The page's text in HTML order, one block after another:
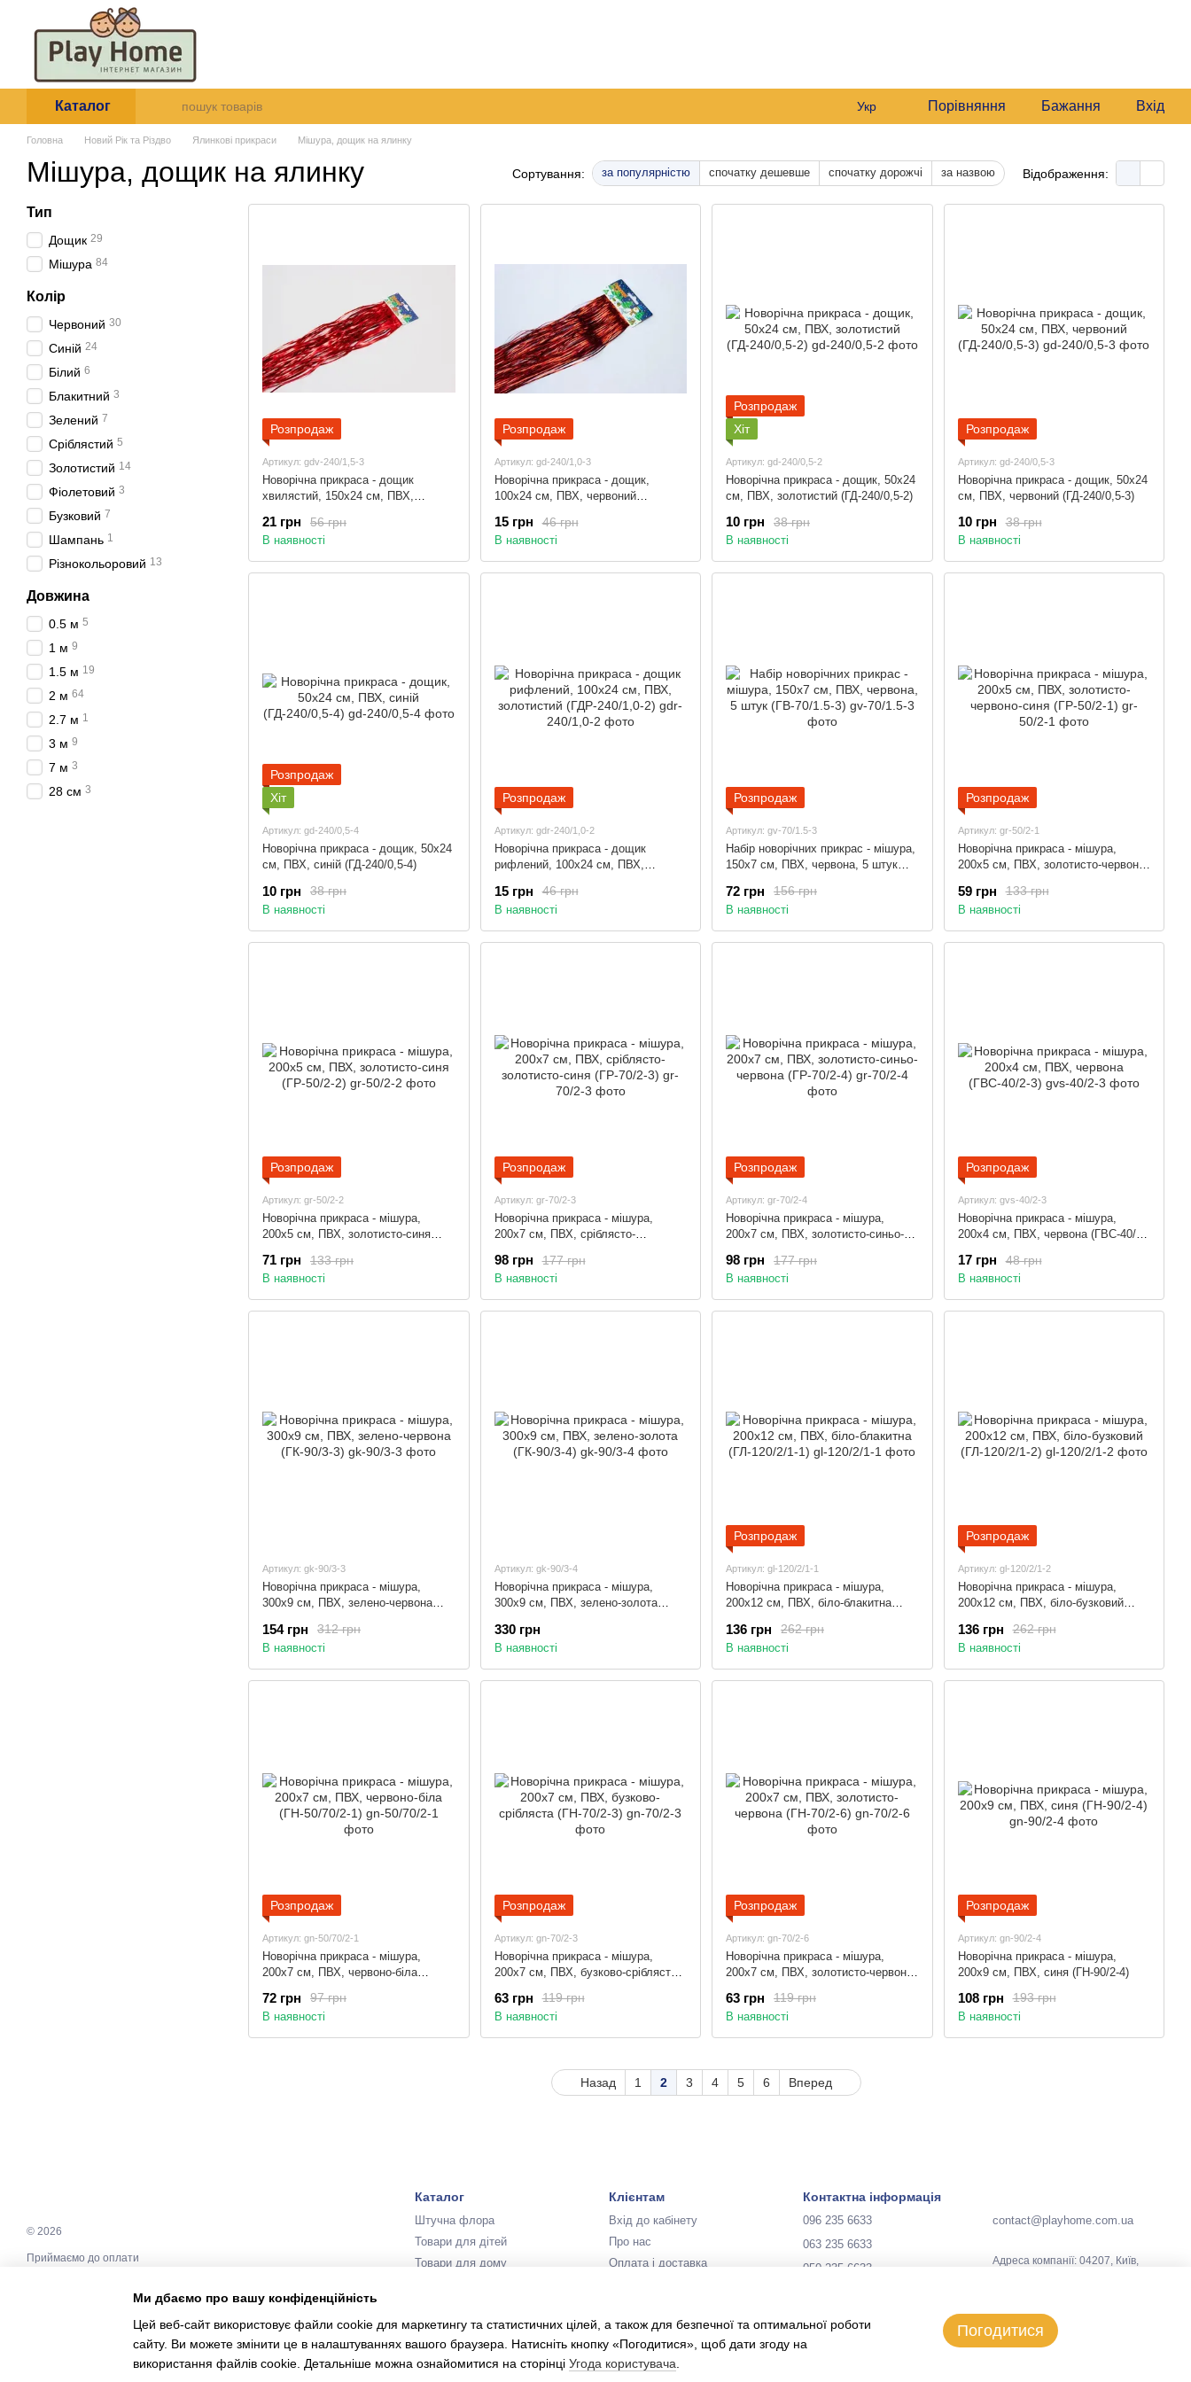
Перейти до основного контенту
Каталог Укр Порівняння Бажання Вхід
Головна Новий Рік та Різдво Ялинкові прикраси Мішура, дощик на ялинку
Мішура, дощик на ялинку Сортування: за популярністю спочатку дешевше спочатку дорожчі за назвою Відображення:
Розпродаж
Артикул: gdv-240/1,5-3
Новорічна прикраса - дощик
хвилястий, 150x24 см, ПВХ,
56 грн
21 грн
В наявності
Розпродаж
Артикул: gd-240/1,0-3
Новорічна прикраса - дощик,
100x24 см, ПВХ, червоний
46 грн
15 грн
В наявності
Розпродаж
Хіт
Артикул: gd-240/0,5-2
Новорічна прикраса - дощик, 50x24
см, ПВХ, золотистий (ГД-240/0,5-2)
38 грн
10 грн
В наявності
Розпродаж
Артикул: gd-240/0,5-3
Новорічна прикраса - дощик, 50x24
см, ПВХ, червоний (ГД-240/0,5-3)
38 грн
10 грн
В наявності
Розпродаж
Хіт
Артикул: gd-240/0,5-4
Новорічна прикраса - дощик, 50x24
см, ПВХ, синій (ГД-240/0,5-4)
38 грн
10 грн
В наявності
Розпродаж
Артикул: gdr-240/1,0-2
Новорічна прикраса - дощик
рифлений, 100x24 см, ПВХ,
46 грн
15 грн
В наявності
Розпродаж
Артикул: gv-70/1.5-3
Набір новорічних прикрас - мішура,
150x7 см, ПВХ, червона, 5 штук
156 грн
72 грн
В наявності
Розпродаж
Артикул: gr-50/2-1
Новорічна прикраса - мішура,
200x5 см, ПВХ, золотисто-червоно-
133 грн
59 грн
В наявності
Розпродаж
Артикул: gr-50/2-2
Новорічна прикраса - мішура,
200x5 см, ПВХ, золотисто-синя
133 грн
71 грн
В наявності
Розпродаж
Артикул: gr-70/2-3
Новорічна прикраса - мішура,
200x7 см, ПВХ, сріблясто-
177 грн
98 грн
В наявності
Розпродаж
Артикул: gr-70/2-4
Новорічна прикраса - мішура,
200x7 см, ПВХ, золотисто-синьо-
177 грн
98 грн
В наявності
Розпродаж
Артикул: gvs-40/2-3
Новорічна прикраса - мішура,
200x4 см, ПВХ, червона (ГВС-40/2-
48 грн
17 грн
В наявності
Артикул: gk-90/3-3
Новорічна прикраса - мішура,
300x9 см, ПВХ, зелено-червона
312 грн
154 грн
В наявності
Артикул: gk-90/3-4
Новорічна прикраса - мішура,
300x9 см, ПВХ, зелено-золота
330 грн
В наявності
Розпродаж
Артикул: gl-120/2/1-1
Новорічна прикраса - мішура,
200x12 см, ПВХ, біло-блакитна
262 грн
136 грн
В наявності
Розпродаж
Артикул: gl-120/2/1-2
Новорічна прикраса - мішура,
200x12 см, ПВХ, біло-бузковий
262 грн
136 грн
В наявності
Розпродаж
Артикул: gn-50/70/2-1
Новорічна прикраса - мішура,
200x7 см, ПВХ, червоно-біла
97 грн
72 грн
В наявності
Розпродаж
Артикул: gn-70/2-3
Новорічна прикраса - мішура,
200x7 см, ПВХ, бузково-срібляста
119 грн
63 грн
В наявності
Розпродаж
Артикул: gn-70/2-6
Новорічна прикраса - мішура,
200x7 см, ПВХ, золотисто-червона
119 грн
63 грн
В наявності
Розпродаж
Артикул: gn-90/2-4
Новорічна прикраса - мішура,
200x9 см, ПВХ, синя (ГН-90/2-4)
193 грн
108 грн
В наявності
Назад 1 2 3 4 5 6 Вперед
Тип
Дощик 29
Мішура 84
Колір
Червоний 30
Синій 24
Білий 6
Блакитний 3
Зелений 7
Сріблястий 5
Золотистий 14
Фіолетовий 3
Бузковий 7
Шампань 1
Різнокольоровий 13
Довжина
0.5 м 5
1 м 9
1.5 м 19
2 м 64
2.7 м 1
3 м 9
7 м 3
28 см 3
© 2026
Приймаємо до оплати
Каталог
Штучна флора
Товари для дітей
Товари для дому
Новий Рік та Різдво
Клієнтам
Вхід до кабінету
Про нас
Оплата і доставка
Угода користувача
Контактна інформація
096 235 6633
063 235 6633
050 235 6633
contact@playhome.com.ua
Адреса компанії: 04207, Київ,
Ми дбаємо про вашу конфіденційність
Цей веб-сайт використовує файли cookie для маркетингу та статистичних цілей, а також для безпечної та оптимальної роботи
сайту. Ви можете змінити це в налаштуваннях вашого браузера. Натисніть кнопку «Погодитися», щоб дати згоду на
використання файлів cookie. Детальніше можна ознайомитися на сторінці Угода користувача
Погодитися